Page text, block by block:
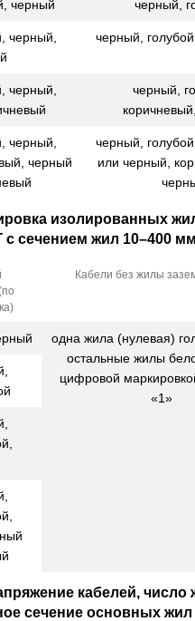
черный черный,
черный,
черный,
черный,
черный,
черный,
черный
черный,
или черный,
изолированных
с сечением жил 10–400
Кабели без жилы
одна жила (нулевая)
остальные жилы
цифровой
«1»
кабелей, число
сечение основных жил